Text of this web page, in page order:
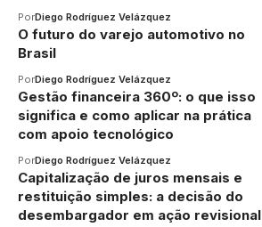
PorDiego Rodríguez Velázquez
O futuro do varejo automotivo no
Brasil
PorDiego Rodríguez Velázquez
Gestão financeira 360º: o que isso
significa e como aplicar na prática
com apoio tecnológico
PorDiego Rodríguez Velázquez
Capitalização de juros mensais e
restituição simples: a decisão do
desembargador em ação revisional